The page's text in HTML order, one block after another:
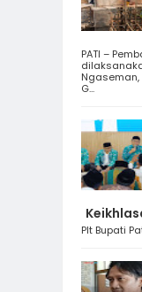
PATI –
Ngaseman,
G...
Plt Bupati